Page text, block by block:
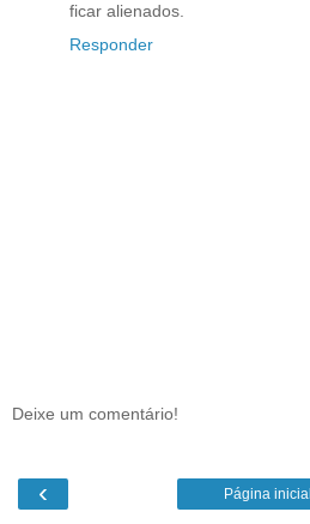
ficar alienados.
Responder
Deixe um comentário!
‹ Página inicial